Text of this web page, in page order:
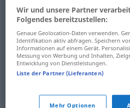
avantageux günstigAngebot,
intéressant günstig
heureux, -euse günstig
Wir und unsere Partner
Folgendes bereitzustellen:
Genaue Geolocation-Daten verwenden.
Identifikation aktiv abfragen. Speichern
Informationen auf einem Gerät.
Messung von Werbung und Inhalten,
Entwicklung von Dienstleistungen.
Liste der Partner (Lieferanten)
Mehr Optionen